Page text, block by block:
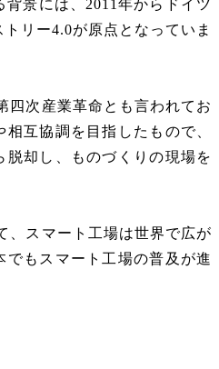
景には、 2011 年からドイツ
トリー4.0が原点となっていま
四次産業革命とも言われてお
互協調を目指したもので、
却し、ものづくりの現場を
、スマート工場は世界で広が
でもスマート工場の普及が進